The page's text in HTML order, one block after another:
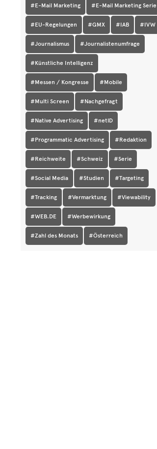
#E-Mail Marketing #E-Mail Marketing Serie
#EU-Regelungen #GMX #IAB #IVW
#Journalismus #Journalistenumfrage
#Künstliche Intelligenz
#Messen / Kongresse #Mobile
#Multi Screen #Nachgefragt
#Native Advertising #netID
#Programmatic Advertising #Redaktion
#Reichweite #Schweiz #Serie
#Social Media #Studien #Targeting
#Tracking #Vermarktung #Viewability
#WEB.DE #Werbewirkung
#Zahl des Monats #Österreich